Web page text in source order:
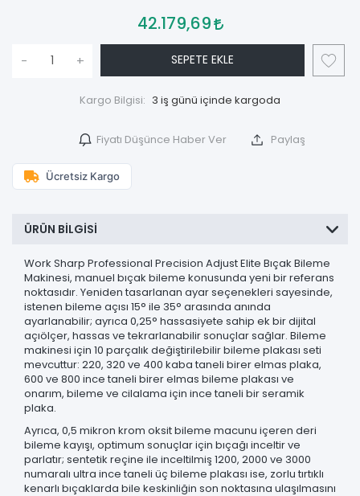
42.179,69
- + SEPETE EKLE
Kargo Bilgisi: 3 iş günü içinde kargoda
Fiyatı Düşünce Haber Ver Paylaş
Ücretsiz Kargo
ÜRÜN BILGISI
Work Sharp Professional Precision Adjust Elite Bıçak Bileme
Makinesi, manuel bıçak bileme konusunda yeni bir referans
noktasıdır. Yeniden tasarlanan ayar seçenekleri sayesinde,
istenen bileme açısı 15° ile 35° arasında anında
ayarlanabilir; ayrıca 0,25° hassasiyete sahip ek bir dijital
açıölçer, hassas ve tekrarlanabilir sonuçlar sağlar. Bileme
makinesi için 10 parçalık değiştirilebilir bileme plakası seti
mevcuttur: 220, 320 ve 400 kaba taneli birer elmas plaka,
600 ve 800 ince taneli birer elmas bileme plakası ve
onarım, bileme ve cilalama için ince taneli bir seramik
plaka.
Ayrıca, 0,5 mikron krom oksit bileme macunu içeren deri
bileme kayışı, optimum sonuçlar için bıçağı inceltir ve
parlatır; sentetik reçine ile inceltilmiş 1200, 2000 ve 3000
numaralı ultra ince taneli üç bileme plakası ise, zorlu tırtıklı
kenarlı bıçaklarda bile keskinliğin son noktasına ulaşılmasını